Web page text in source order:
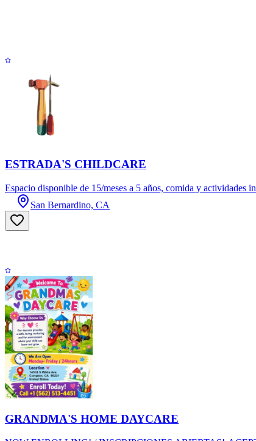
ESTRADA'S CHILDCARE
Espacio disponible de 15/meses a 5 años, comida y
San Bernardino, CA
GRANDMA'S HOME DAYCARE